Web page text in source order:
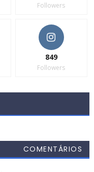
Followers
849
Followers
COMENTÁRIOS